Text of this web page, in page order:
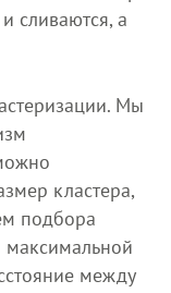
сливаются, а
Мы
кластера,
подбора
между